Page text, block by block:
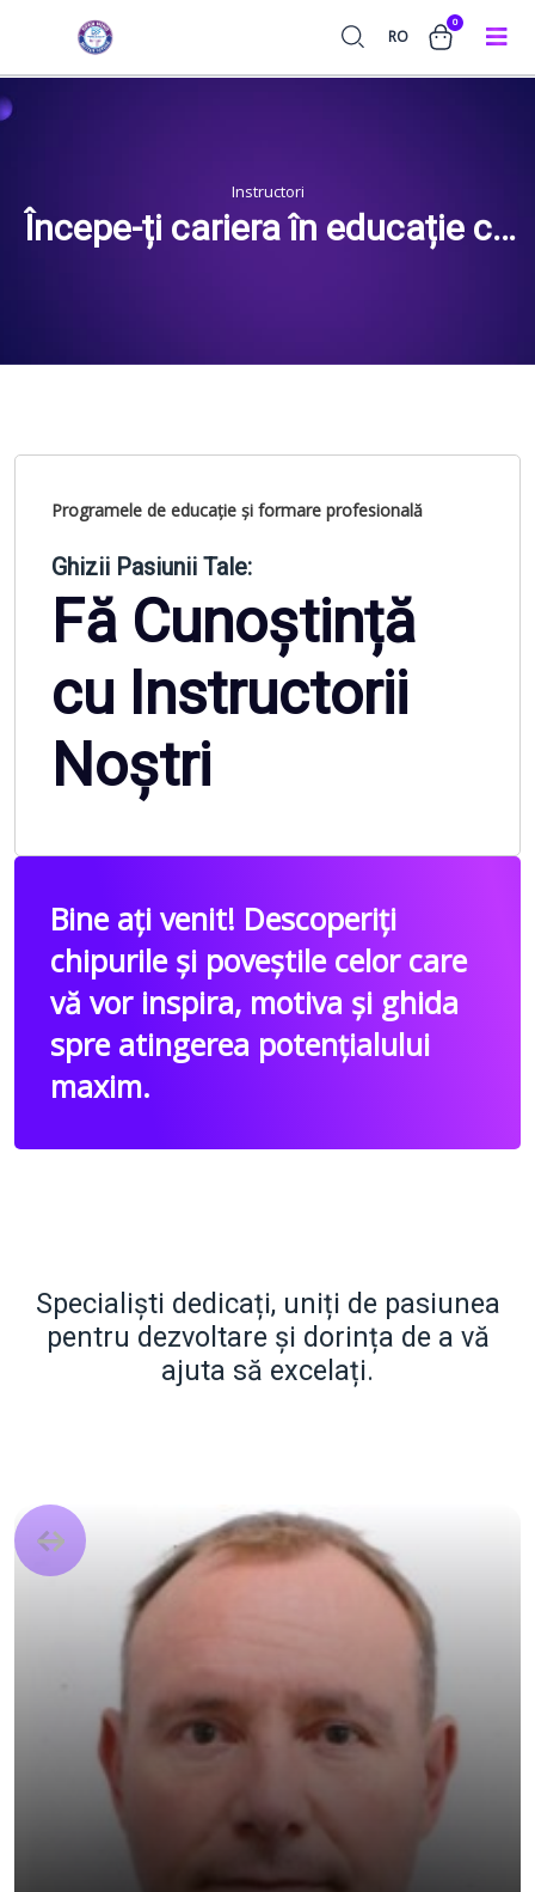
RO
0
Instructori
Începe-ți cariera în educație cu
Programele de educație și formare profesională
Ghizii Pasiunii Tale:
Fă Cunoștință
cu Instructorii
Noștri
Bine ați venit! Descoperiți
chipurile și poveștile celor care
vă vor inspira, motiva și ghida
spre atingerea potențialului
maxim.
Specialiști dedicați, uniți de pasiunea
pentru dezvoltare și dorința de a vă
ajuta să excelați.